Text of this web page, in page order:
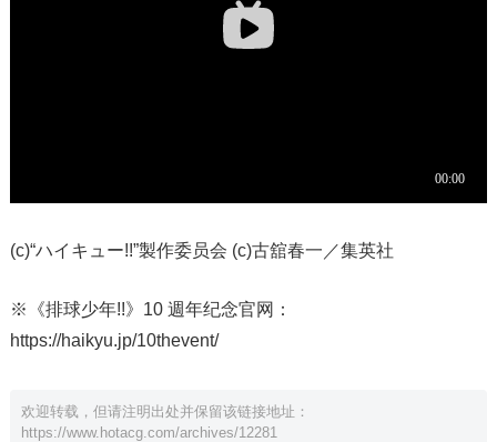
(c)“ハイキュー!!”製作委员会 (c)古舘春一／集英社
※《排球少年!!》10 週年纪念官网：
https://haikyu.jp/10thevent/
欢迎转载，但请注明出处并保留该链接地址：
https://www.hotacg.com/archives/12281